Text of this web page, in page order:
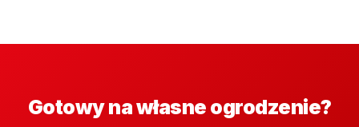
Gotowy na własne ogrodzenie?